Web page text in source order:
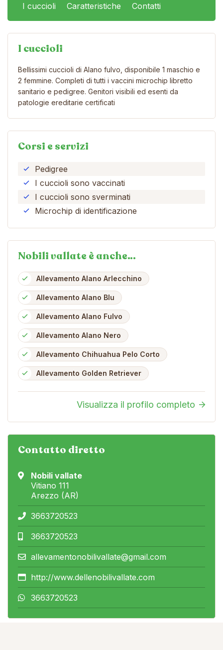
I cuccioli Caratteristiche Contatti
I cuccioli
Bellissimi cuccioli di Alano fulvo, disponibile 1 maschio e
2 femmine. Completi di tutti i vaccini microchip libretto
sanitario e pedigree. Genitori visibili ed esenti da
patologie ereditarie certificati
Corsi e servizi
Pedigree
I cuccioli sono vaccinati
I cuccioli sono sverminati
Microchip di identificazione
Nobili vallate è anche…
Allevamento Alano Arlecchino
Allevamento Alano Blu
Allevamento Alano Fulvo
Allevamento Alano Nero
Allevamento Chihuahua Pelo Corto
Allevamento Golden Retriever
Visualizza il profilo completo
Contatto diretto
Nobili vallate
Vitiano 111
Arezzo (AR)
3663720523
3663720523
allevamentonobilivallate@gmail.com
http://www.dellenobilivallate.com
3663720523